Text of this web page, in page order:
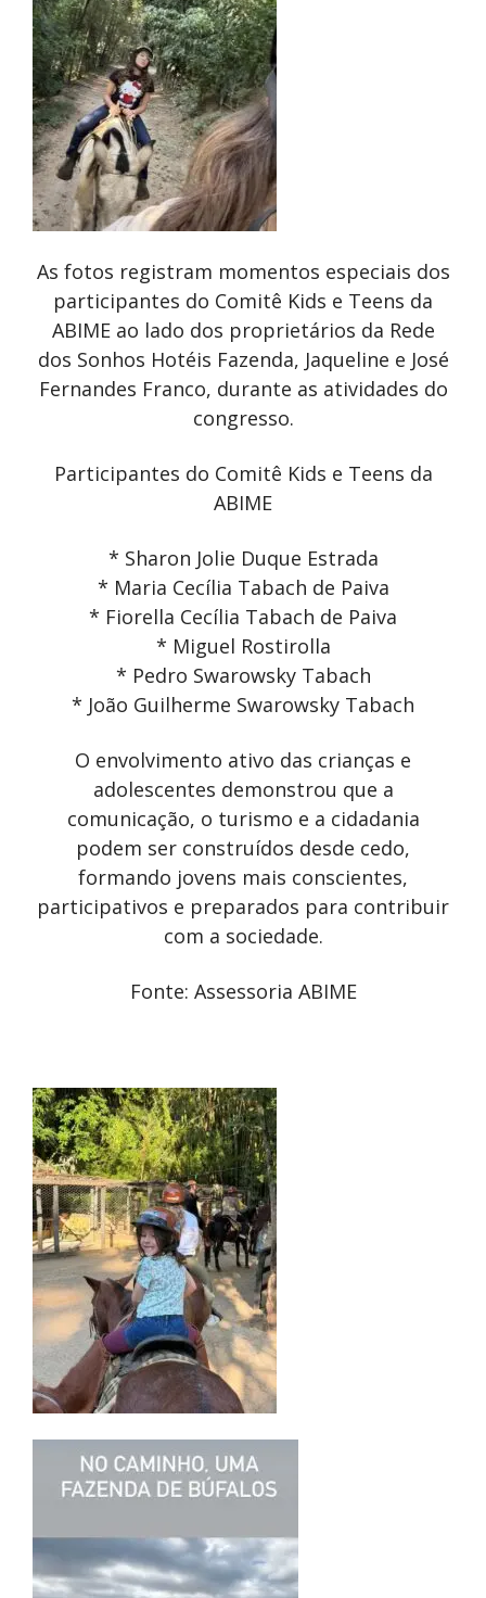
As fotos registram momentos especiais dos
participantes do Comitê Kids e Teens da
ABIME ao lado dos proprietários da Rede
dos Sonhos Hotéis Fazenda, Jaqueline e José
Fernandes Franco, durante as atividades do
congresso.
Participantes do Comitê Kids e Teens da
ABIME
* Sharon Jolie Duque Estrada
* Maria Cecília Tabach de Paiva
* Fiorella Cecília Tabach de Paiva
* Miguel Rostirolla
* Pedro Swarowsky Tabach
* João Guilherme Swarowsky Tabach
O envolvimento ativo das crianças e
adolescentes demonstrou que a
comunicação, o turismo e a cidadania
podem ser construídos desde cedo,
formando jovens mais conscientes,
participativos e preparados para contribuir
com a sociedade.
Fonte: Assessoria ABIME